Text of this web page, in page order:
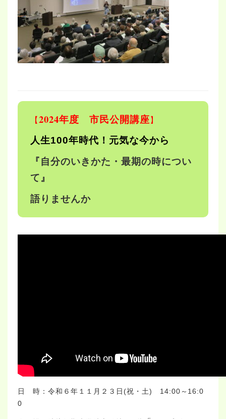
【2024年度 市民公開講座】
人生100年時代！元気な今から
『自分のいきかた・最期の時につい
て』
語りませんか
日 時：令和６年１１月２３日(祝・土) 14:00～16:0
0